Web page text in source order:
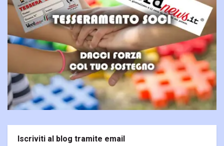
Iscriviti al blog tramite email